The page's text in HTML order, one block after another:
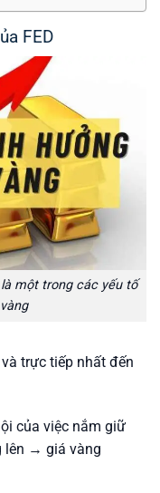
FED
một trong các yếu tố
trực tiếp nhất đến
của việc nắm giữ
lên → giá vàng